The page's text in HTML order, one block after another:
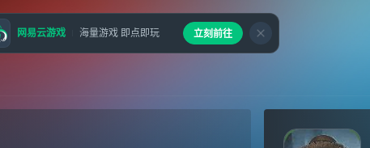
网易云游戏 海量游戏 即点即玩 立刻前往